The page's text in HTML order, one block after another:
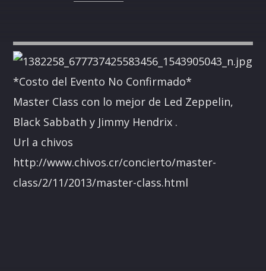
Facebook
Whatsapp
*Costo del Evento No Confirmado*
Master Class con lo mejor de Led Zeppelin,
Black Sabbath y Jimmy Hendrix .
Url a chivos
http://www.chivos.cr/concierto/master-
class/2/11/2013/master-class.html